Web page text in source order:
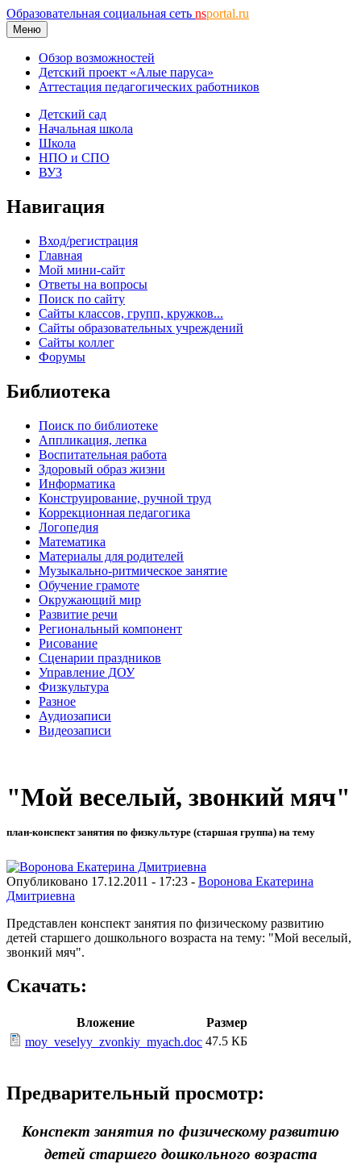
Образовательная социальная сеть nsportal.ru
Меню
Обзор возможностей
Детский проект «Алые паруса»
Аттестация педагогических работников
Детский сад
Начальная школа
Школа
НПО и СПО
ВУЗ
Навигация
Вход/регистрация
Главная
Мой мини-сайт
Ответы на вопросы
Поиск по сайту
Сайты классов, групп, кружков...
Сайты образовательных учреждений
Сайты коллег
Форумы
Библиотека
Поиск по библиотеке
Аппликация, лепка
Воспитательная работа
Здоровый образ жизни
Информатика
Конструирование, ручной труд
Коррекционная педагогика
Логопедия
Математика
Материалы для родителей
Музыкально-ритмическое занятие
Обучение грамоте
Окружающий мир
Развитие речи
Региональный компонент
Рисование
Сценарии праздников
Управление ДОУ
Физкультура
Разное
Аудиозаписи
Видеозаписи
"Мой веселый, звонкий мяч"
план-конспект занятия по физкультуре (старшая группа) на тему
Опубликовано 17.12.2011 - 17:23 - Воронова Екатерина
Дмитриевна
Представлен конспект занятия по физическому развитию
детей старшего дошкольного возраста на тему: "Мой веселый,
звонкий мяч".
Скачать:
Вложение
Размер
moy_veselyy_zvonkiy_myach.doc 47.5 КБ
Предварительный просмотр:
Конспект занятия по физическому развитию
детей старшего дошкольного возраста